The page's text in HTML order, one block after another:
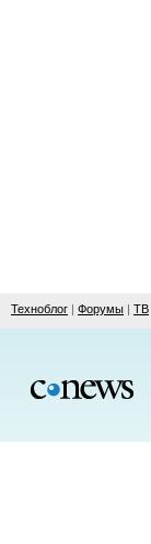
Техноблог | Форумы | ТВ